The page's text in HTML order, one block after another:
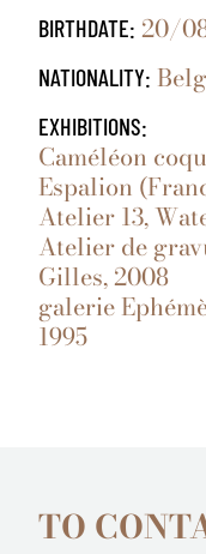
BIRTHDATE: 20/
NATIONALITY:
EXHIBITIONS:
Caméléon
Espalion
Atelier 13,
Atelier de
Gilles, 2008
galerie
1995
TO